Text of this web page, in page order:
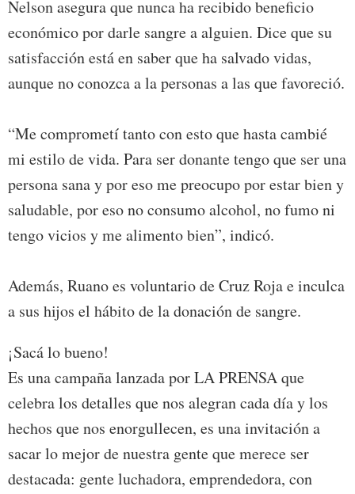
Nelson asegura que nunca ha recibido beneficio
económico por darle sangre a alguien. Dice que su
satisfacción está en saber que ha salvado vidas,
aunque no conozca a la personas a las que favoreció.
“Me comprometí tanto con esto que hasta cambié
mi estilo de vida. Para ser donante tengo que ser una
persona sana y por eso me preocupo por estar bien y
saludable, por eso no consumo alcohol, no fumo ni
tengo vicios y me alimento bien”, indicó.
Además, Ruano es voluntario de Cruz Roja e inculca
a sus hijos el hábito de la donación de sangre.
¡Sacá lo bueno!
Es una campaña lanzada por LA PRENSA que
celebra los detalles que nos alegran cada día y los
hechos que nos enorgullecen, es una invitación a
sacar lo mejor de nuestra gente que merece ser
destacada: gente luchadora, emprendedora, con